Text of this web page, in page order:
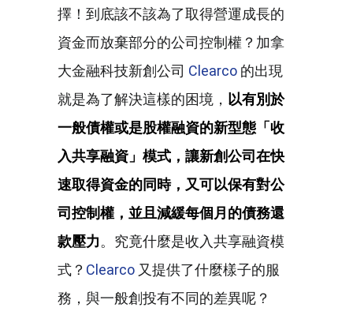
擇！到底該不該為了取得營運成長的
資金而放棄部分的公司控制權？加拿
大金融科技新創公司 Clearco的出現
就是為了解決這樣的困境， 以有別於
一般債權或是股權融資的新型態「收
入共享融資」模式，讓新創公司在快
速取得資金的同時，又可以保有對公
司控制權，並且減緩每個月的債務還
款壓力。究竟什麼是收入共享融資模
式？ Clearco又提供了什麼樣子的服
務，與一般創投有不同的差異呢？